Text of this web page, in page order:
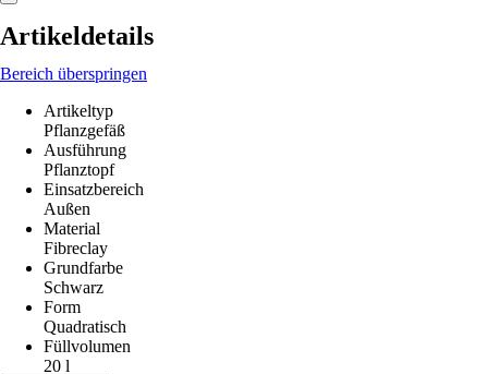
Artikeldetails
Bereich überspringen
Artikeltyp
Pflanzgefäß
Ausführung
Pflanztopf
Einsatzbereich
Außen
Material
Fibreclay
Grundfarbe
Schwarz
Form
Quadratisch
Füllvolumen
20 l